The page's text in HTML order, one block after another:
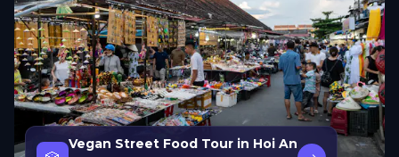
Vegan Street Food Tour in Hoi An